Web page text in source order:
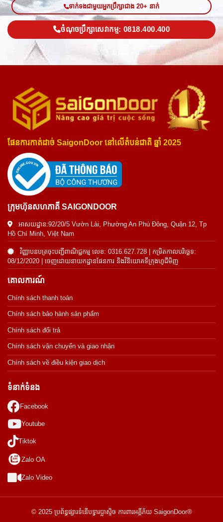
ទាក់ទងជាមួយអ្នកប្រឹក្សាជាង 20+ នាក់
ចំណុចប្រឹក្សាសេវាកម្ម: 0818.400.400
ផែនការកាត់ដាច់ SaigonDoor នៅលើតំបន់ជាតិ ឆ្នាំ 2025
ក្រុមហ៊ុនសហភាគី SAIGONDOOR
អាសយដ្ឋាន:92/20/5 Vườn Lài, Phường An Phú Đông, Quận 12, Tp
Hồ Chí Minh, Việt Nam
វិញ្ញាបនបត្រចុះបញ្ជីពាណិជ្ជកម្ម លេខ: 0316.627.728 | កម្រិតកាលបរិច្ឆេទ:
08/12/2020 | ចេញដោយនាយកដ្ឋានផែនការ និងវិនិយោគទីក្រុងហូជីមិញ
គោលការណ៍
Chính sách thanh toán
Chính sách bảo hành sản phẩm
Chính sách đổi trả
Chính sách vận chuyển và giao nhận
Chính sách về điều kiện giao dịch
ទំនាក់ទំនង
Facebook
Youtube
Tiktok
Zalo OA
Zalo Video
© 2025 ប្រព័ន្ធផ្សារទំនើបទ្វារប្លាស្ទិច ការពារអគ្គីភ័យ SaigonDoor®